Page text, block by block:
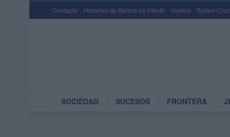
Contacto Horarios de Barcos by Kikoto Vuelos Sorteo
SOCIEDAD SUCESOS FRONTERA